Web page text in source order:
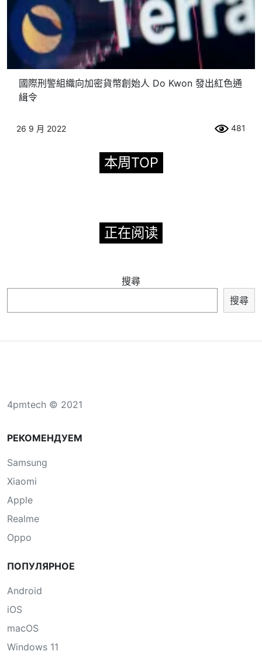
國際刑警組織向加密貨幣創始人 Do Kwon 發出紅色通
緝令
26 9 月 2022 481
本周TOP
正在阅读
搜尋
搜尋
4pmtech © 2021
РЕКОМЕНДУЕМ
Samsung
Xiaomi
Apple
Realme
Oppo
ПОПУЛЯРНОЕ
Android
iOS
macOS
Windows 11